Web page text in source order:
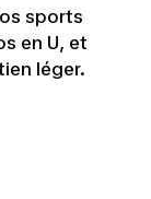
sports
en U, et
léger.